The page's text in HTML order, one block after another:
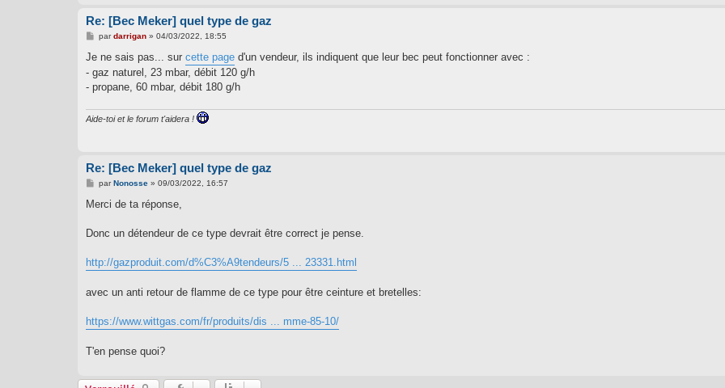
Re: [Bec Meker] quel type de gaz
M
s
a
g
e
pardarrigan» 04/03/2022, 18:55
Je ne sais pas... sur cette page d'un vendeur, ils indiquent que leur bec peut fonctionner avec :
- gaz naturel, 23 mbar, débit 120 g/h
- propane, 60 mbar, débit 180 g/h
Aide-toi et le forum t'aidera !
Re: [Bec Meker] quel type de gaz
M
s
g
parNonosse» 09/03/2022, 16:57
Merci de ta réponse,
Donc un détendeur de ce type devrait être correct je pense.
http://gazproduit.com/d%C3%A9tendeurs/5 ... 23331.html
avec un anti retour de flamme de ce type pour être ceinture et bretelles:
https://www.wittgas.com/fr/produits/dis ... mme-85-10/
T'en pense quoi?